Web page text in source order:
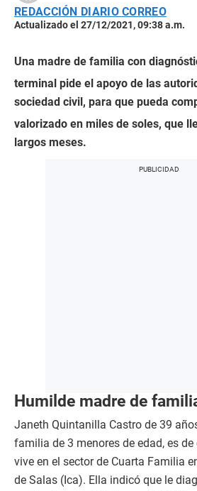
REDACCIÓN DIARIO CORREO
Actualizado el 27/12/2021, 09:38 a.m.
Una madre de familia con
terminal pide el apoyo de las
sociedad civil, para que pueda
valorizado en miles de soles, que
largos meses.
Humilde madre de
Janeth Quintanilla Castro de 39
familia de 3 menores de edad, es
vive en el sector de Cuarta Familia
de Salas (Ica). Ella indicó que le